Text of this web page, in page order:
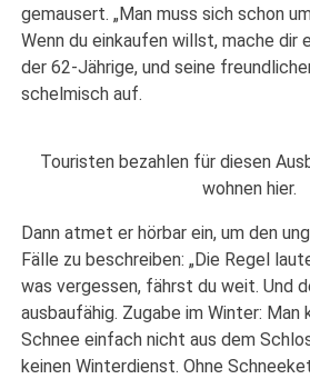
gemausert. „Man muss sich schon
Wenn du einkaufen willst, mache dir
der 62-Jährige, und seine
schelmisch auf.
Touristen bezahlen für diesen
wohnen hier.
Dann atmet er hörbar ein, um den
Fälle zu beschreiben: „Die Regel
was vergessen, fährst du weit. Und
ausbaufähig. Zugabe im Winter: Man
Schnee einfach nicht aus dem
keinen Winterdienst. Ohne